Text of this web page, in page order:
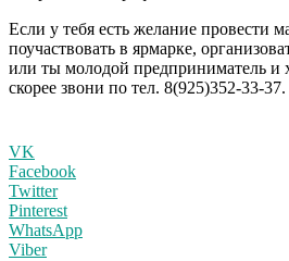
Если у тебя есть желание провести
поучаствовать в ярмарке,
или ты молодой предприниматель и
скорее звони по тел. 8(925)352-33-37.
VK
Facebook
Twitter
Pinterest
WhatsApp
Viber